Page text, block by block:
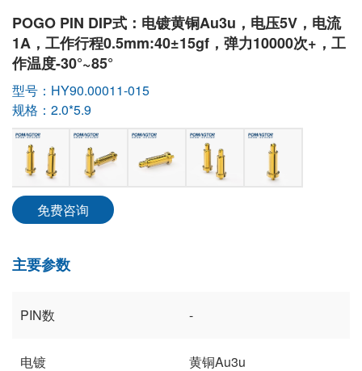
POGO PIN DIP式：电镀黄铜Au3u，电压5V，电流
1A，工作行程0.5mm:40±15gf，弹力10000次+，工
作温度-30°~85°
型号：HY90.00011-015
规格：2.0*5.9
免费咨询
主要参数
PIN数 -
电镀 黄铜Au3u